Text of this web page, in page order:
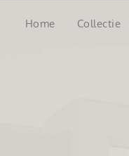
Home Collectie